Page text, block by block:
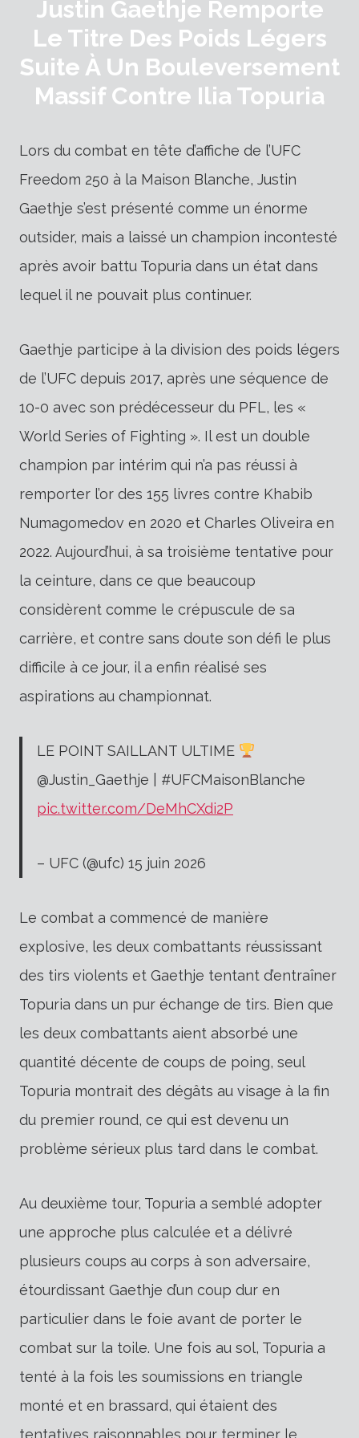
Justin Gaethje Remporte
Le Titre Des Poids Légers
Suite À Un Bouleversement
Massif Contre Ilia Topuria
Lors du combat en tête d’affiche de l’UFC
Freedom 250 à la Maison Blanche, Justin
Gaethje s’est présenté comme un énorme
outsider, mais a laissé un champion incontesté
après avoir battu Topuria dans un état dans
lequel il ne pouvait plus continuer.
Gaethje participe à la division des poids légers
de l’UFC depuis 2017, après une séquence de
10-0 avec son prédécesseur du PFL, les «
World Series of Fighting ». Il est un double
champion par intérim qui n’a pas réussi à
remporter l’or des 155 livres contre Khabib
Numagomedov en 2020 et Charles Oliveira en
2022. Aujourd’hui, à sa troisième tentative pour
la ceinture, dans ce que beaucoup
considèrent comme le crépuscule de sa
carrière, et contre sans doute son défi le plus
difficile à ce jour, il a enfin réalisé ses
aspirations au championnat.
LE POINT SAILLANT ULTIME
@Justin_Gaethje | #UFCMaisonBlanche
pic.twitter.com/DeMhCXdi2P
– UFC (@ufc) 15 juin 2026
Le combat a commencé de manière
explosive, les deux combattants réussissant
des tirs violents et Gaethje tentant d’entraîner
Topuria dans un pur échange de tirs. Bien que
les deux combattants aient absorbé une
quantité décente de coups de poing, seul
Topuria montrait des dégâts au visage à la fin
du premier round, ce qui est devenu un
problème sérieux plus tard dans le combat.
Au deuxième tour, Topuria a semblé adopter
une approche plus calculée et a délivré
plusieurs coups au corps à son adversaire,
étourdissant Gaethje d’un coup dur en
particulier dans le foie avant de porter le
combat sur la toile. Une fois au sol, Topuria a
tenté à la fois les soumissions en triangle
monté et en brassard, qui étaient des
tentatives raisonnables pour terminer le